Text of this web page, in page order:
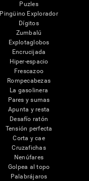
Puzles
Pingüino Explorador
Dígitos
Zumbalú
Explotaglobos
Encrucijada
Hiper-espacio
Frescazoo
Rompecabezas
La gasolinera
Pares y sumas
Apunta y resta
Desafío ratón
Tensión perfecta
Corta y cae
Cruzafichas
Nenúfares
Golpea al topo
Palabrájaros